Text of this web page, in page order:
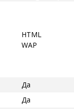
HTML
WAP
Да
Да